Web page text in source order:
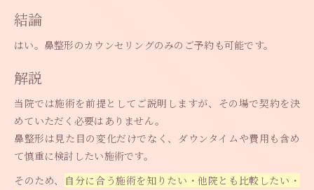
結論
はい。鼻整形のカウンセリングのみのご予約も可能です。
解説
当院では施術を前提としてご説明しますが、その場で契約を決
めていただく必要はありません。
鼻整形は見た目の変化だけでなく、ダウンタイムや費用も含め
て慎重に検討したい施術です。
そのため、 自分に合う施術を知りたい・他院とも比較したい・